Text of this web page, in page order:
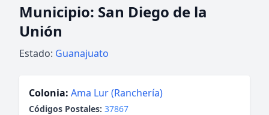
Municipio: San Diego de la
Unión
Estado: Guanajuato
Colonia: Ama Lur (Ranchería)
Códigos Postales: 37867